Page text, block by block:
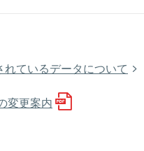
ているデータについて
変更案内